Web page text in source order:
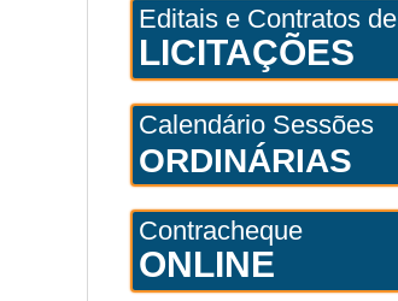
Editais e Contratos de
LICITAÇÕES
Calendário Sessões
ORDINÁRIAS
Contracheque
ONLINE